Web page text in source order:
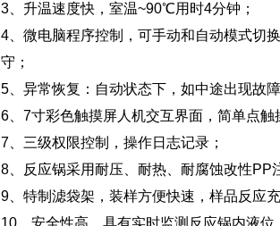
3、升温速度快，室温~90℃用时4分钟；
4、微电脑程序控制，可手动和自动模式切
守；
5、异常恢复：自动状态下，如中途出现故
6、7寸彩色触摸屏人机交互界面，简单点
7、三级权限控制，操作日志记录；
8、反应锅采用耐压、耐热、耐腐蚀改性PP
9、特制滤袋架，装样方便快速，样品反应充
10、安全性高，具有实时监测反应锅内液